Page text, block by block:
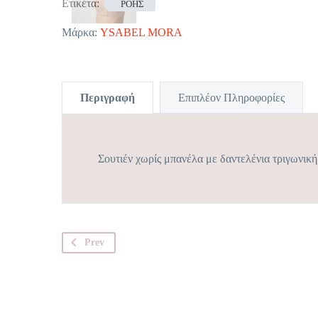
Ετικέτα:
ΡΟΗΣ
Μάρκα: YSABEL MORA
Περιγραφή Επιπλέον Πληροφορίες
Σουτιέν χωρίς μπανέλα με δαντελένια
Prev